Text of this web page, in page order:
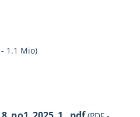
- 1.1 Mio)